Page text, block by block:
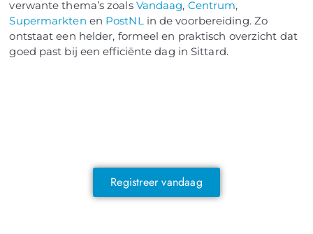
verwante thema’s zoals Vandaag, Centrum,
Supermarkten en PostNLin de voorbereiding. Zo
ontstaat een helder, formeel en praktisch overzicht dat
goed past bij een efficiënte dag in Sittard.
Registreer vandaag